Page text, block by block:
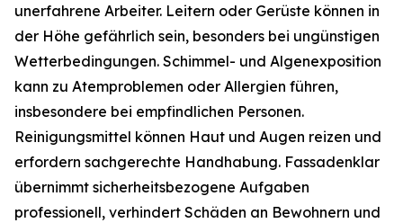
unerfahrene Arbeiter. Leitern oder Gerüste können in
der Höhe gefährlich sein, besonders bei ungünstigen
Wetterbedingungen. Schimmel- und Algenexposition
kann zu Atemproblemen oder Allergien führen,
insbesondere bei empfindlichen Personen.
Reinigungsmittel können Haut und Augen reizen und
erfordern sachgerechte Handhabung. Fassadenklar
übernimmt sicherheitsbezogene Aufgaben
professionell, verhindert Schäden an Bewohnern und